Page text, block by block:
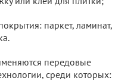
паркет, ламинат,
передовые
среди которых: